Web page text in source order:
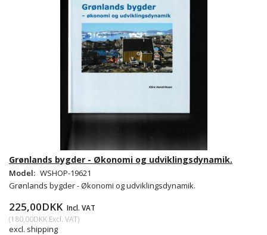
Grønlands bygder - Økonomi og udviklingsdynamik.
Model: WSHOP-19621
Grønlands bygder - Økonomi og udviklingsdynamik.
225,00DKK Incl. VAT
(180,00DKK Excl. VAT)
excl. shipping